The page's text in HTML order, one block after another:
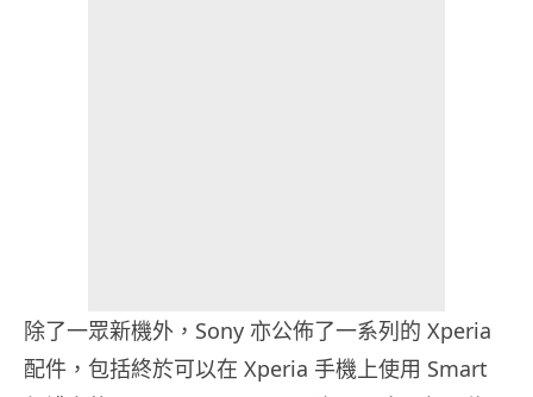
除了一眾新機外，Sony 亦公佈了一系列的 Xperia
配件，包括終於可以在 Xperia 手機上使用 Smart